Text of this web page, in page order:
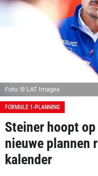
Foto: © LAT Images
FORMULE 1-PLANNING
Steiner hoopt
nieuwe plannen
kalender